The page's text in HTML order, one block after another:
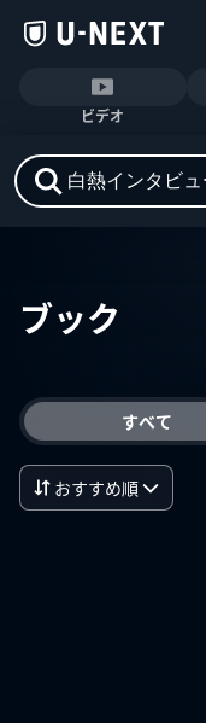
ビデオ
ブック
すべて
おすすめ順